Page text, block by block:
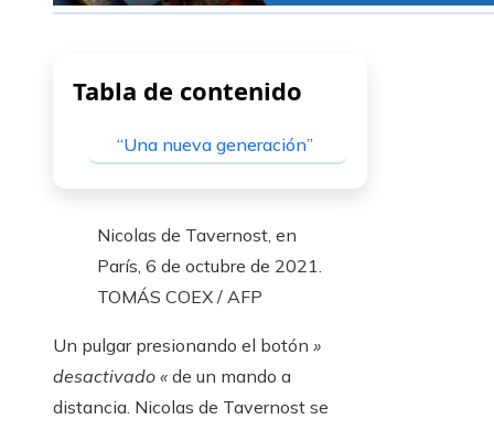
Tabla de contenido
“Una nueva generación”
Nicolas de Tavernost, en
París, 6 de octubre de 2021.
TOMÁS COEX / AFP
Un pulgar presionando el botón »
desactivado « de un mando a
distancia. Nicolas de Tavernost se